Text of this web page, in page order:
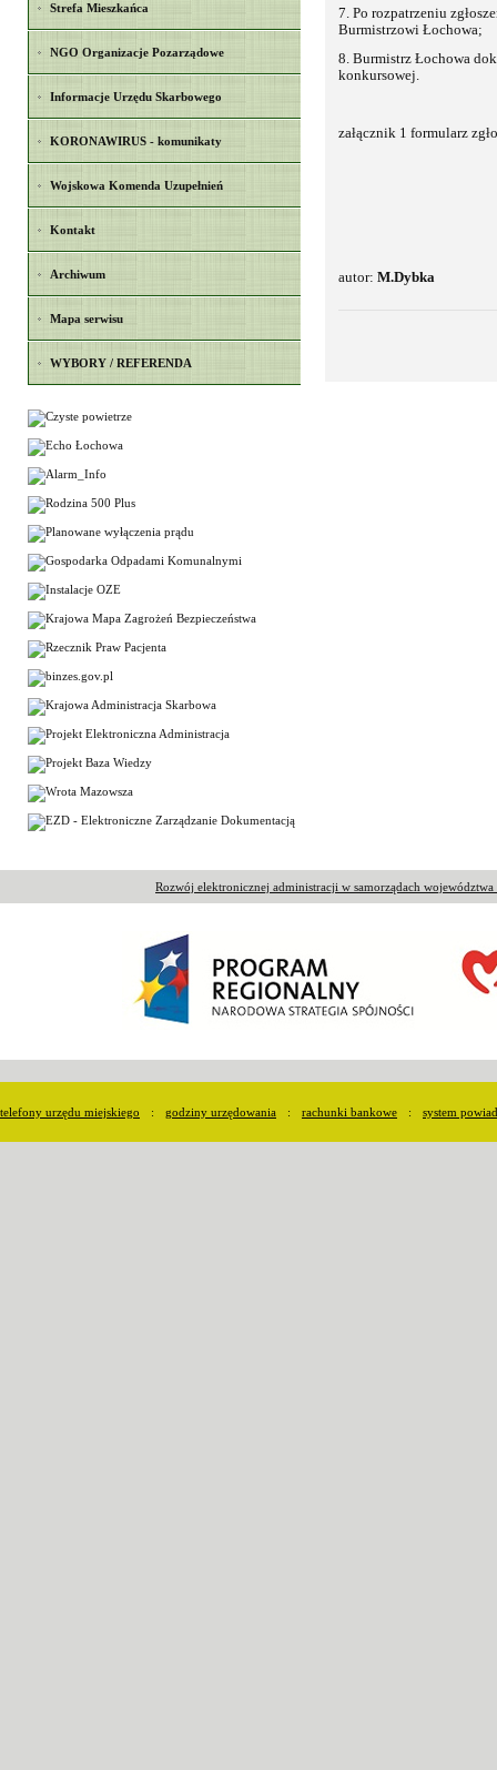
Strefa Mieszkańca
NGO Organizacje Pozarządowe
Informacje Urzędu Skarbowego
KORONAWIRUS - komunikaty
Wojskowa Komenda Uzupełnień
Kontakt
Archiwum
Mapa serwisu
WYBORY / REFERENDA
7. Po rozpatrzeniu
Burmistrzowi Łochowa;
8. Burmistrz Łochowa
konkursowej.
załącznik 1 formularz
autor: M.Dybka
Rozwój elektronicznej administracji w samorządach
telefony urzędu miejskiego : godziny urzędowania : rachunki bankowe : system